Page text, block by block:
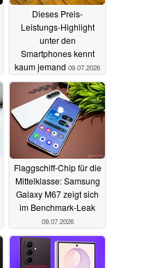
Dieses Preis-
Leistungs-Highlight
unter den
Smartphones kennt
kaum jemand 09.07.2026
Flaggschiff-Chip für die
Mittelklasse: Samsung
Galaxy M67 zeigt sich
im Benchmark-Leak
09.07.2026